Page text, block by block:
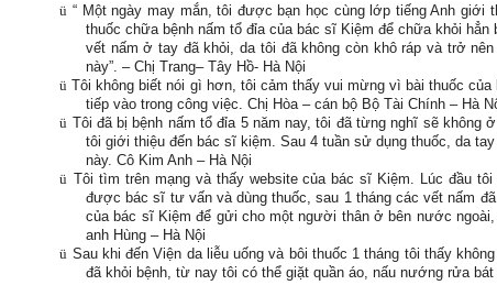
ü “ Một ngày may mắn, tôi được bạn học cùng lớp tiếng Anh
thuốc chữa bệnh nấm tổ đỉa của bác sĩ Kiệm để chữa khỏi
vết nấm ở tay đã khỏi, da tôi đã không còn khô ráp và trở
này”. – Chị Trang– Tây Hồ- Hà Nội
ü Tôi không biết nói gì hơn, tôi cảm thấy vui mừng vì bài thuốc
tiếp vào trong công việc. Chị Hòa – cán bộ Bộ Tài Chính – Hà
ü Tôi đã bị bệnh nấm tổ đỉa 5 năm nay, tôi đã từng nghĩ sẽ
tôi giới thiệu đến bác sĩ kiệm. Sau 4 tuần sử dụng thuốc, da
này. Cô Kim Anh – Hà Nội
ü Tôi tìm trên mạng và thấy website của bác sĩ Kiệm. Lúc đầu
được bác sĩ tư vấn và dùng thuốc, sau 1 tháng các vết nấm
của bác sĩ Kiệm để gửi cho một người thân ở bên nước
anh Hùng – Hà Nội
ü Sau khi đến Viện da liễu uống và bôi thuốc 1 tháng tôi thấy
đã khỏi bệnh, từ nay tôi có thể giặt quần áo, nấu nướng rửa